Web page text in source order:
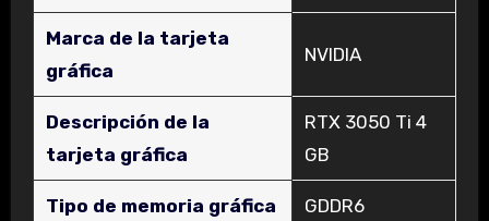
Marca de la tarjeta
gráfica
‎NVIDIA
Descripción de la
tarjeta gráfica
‎RTX 3050 Ti 4
GB
Tipo de memoria gráfica ‎GDDR6